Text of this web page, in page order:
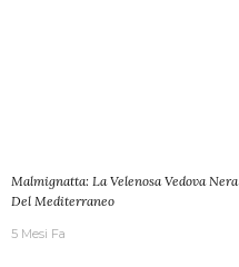
Malmignatta: La Velenosa Vedova Nera
Del Mediterraneo
5 Mesi Fa